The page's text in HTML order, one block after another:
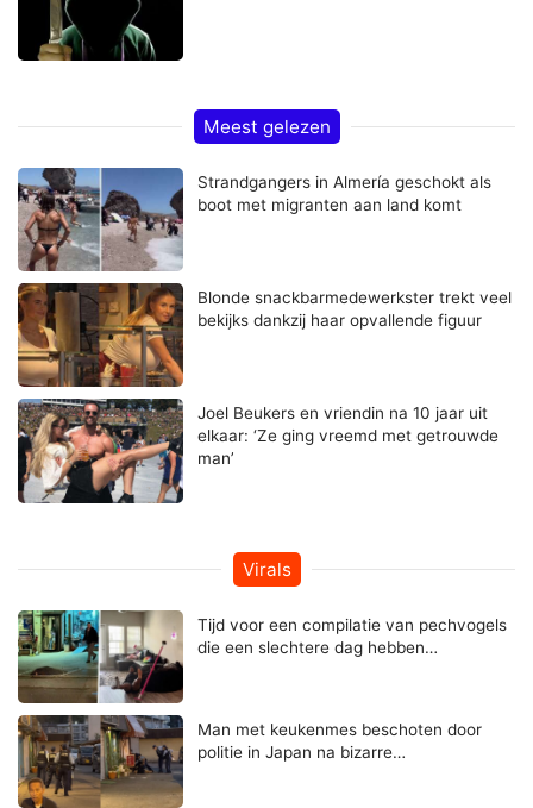
Meest gelezen
Strandgangers in Almería geschokt als
boot met migranten aan land komt
Blonde snackbarmedewerkster trekt veel
bekijks dankzij haar opvallende figuur
Joel Beukers en vriendin na 10 jaar uit
elkaar: ‘Ze ging vreemd met getrouwde
man’
Virals
Tijd voor een compilatie van pechvogels
die een slechtere dag hebben…
Man met keukenmes beschoten door
politie in Japan na bizarre…